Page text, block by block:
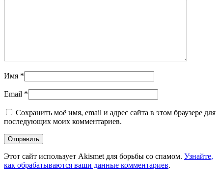
Имя *
Email *
Сохранить моё имя, email и адрес сайта в этом браузере для
последующих моих комментариев.
Этот сайт использует Akismet для борьбы со спамом. Узнайте,
как обрабатываются ваши данные комментариев.